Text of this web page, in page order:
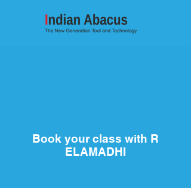
Book your class with R
ELAMADHI